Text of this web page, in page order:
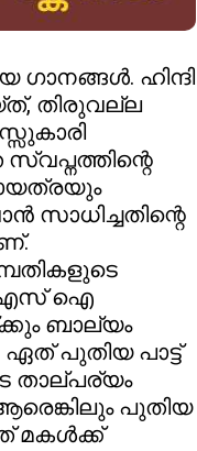
ഗാനങ്ങൾ. ഹിന്ദി
തിരുവല്ല
സാധിച്ചതിന്റെ
എസ് ഐ
ബാല്യം
പുതിയ പാട്ട്
താല്പര്യം
പുതിയ
മകൾക്ക്